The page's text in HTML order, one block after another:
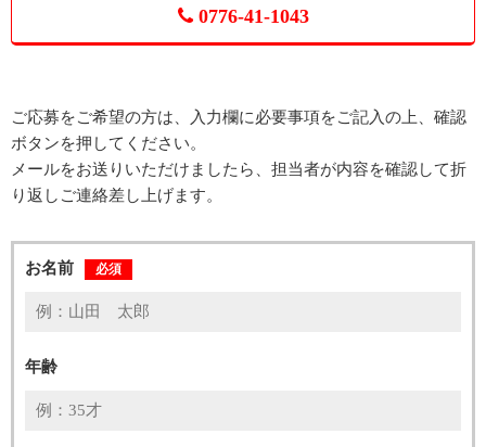
0776-41-1043
ご応募をご希望の方は、入力欄に必要事項をご記入の上、確認
ボタンを押してください。
メールをお送りいただけましたら、担当者が内容を確認して折
り返しご連絡差し上げます。
お名前 必須
年齢